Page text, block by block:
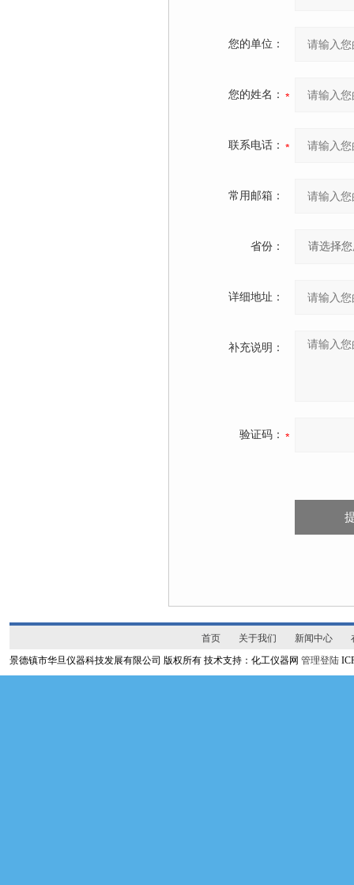
您的单位：
您的姓名：
联系电话：
常用邮箱：
省份：
详细地址：
补充说明：
验证码：
首页 关于我们 新闻中心
景德镇市华旦仪器科技发展有限公司 版权所有 技术支持：化工仪器网 管理登陆